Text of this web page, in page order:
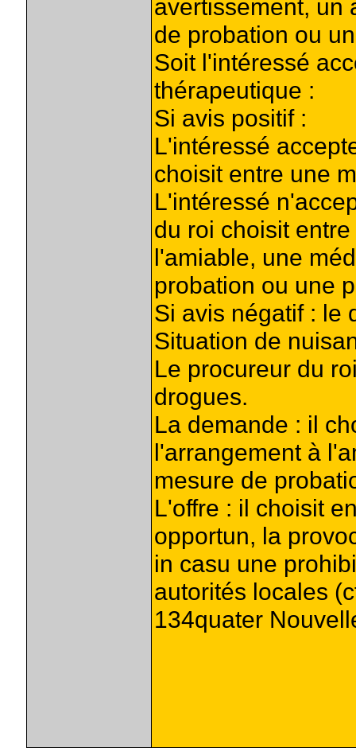
avertissement, un
de probation ou
Soit l'intéressé
thérapeutique :
Si avis positif :
L'intéressé
choisit entre une
L'intéressé
du roi choisit
l'amiable, une
probation ou une
Si avis négatif : le
Situation de
Le procureur du
drogues.
La demande : il
l'arrangement à
mesure de
L'offre : il choisit
opportun, la
in casu une
autorités locales
134quater